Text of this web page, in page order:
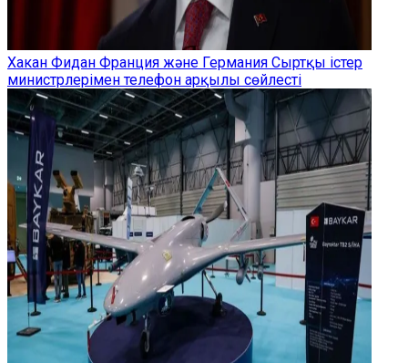
Хакан Фидан Франция және Германия Сыртқы істер
министрлерімен телефон арқылы сөйлесті